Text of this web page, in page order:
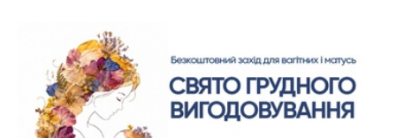
Відділення кардіосудинної патології та неврології
Відділення невідкладних станів
Гастроентерологія